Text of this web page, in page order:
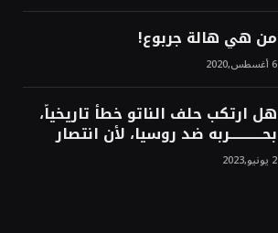
من هي هالة جربوع!
6 أغسطس,2020
هل ارتكب حلف الناتو خطأً تاريخياً،
بحــــــــــــربه ضد روسيا، لأن انتصار
روسيا الحتمي، سيفتت الناتو!محمد
محسن 2 يونيو,2023